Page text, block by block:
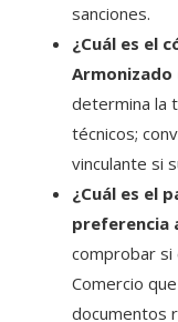
sanciones.
¿Cuál es el
Armonizado
determina la
técnicos;
vinculante si
¿Cuál es el
preferencia
comprobar
Comercio
documentos